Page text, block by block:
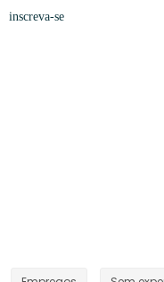
inscreva-se